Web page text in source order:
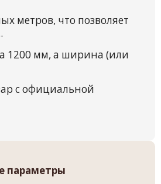
метров, что позволяет
1200 мм, а ширина (или
с официальной
параметры